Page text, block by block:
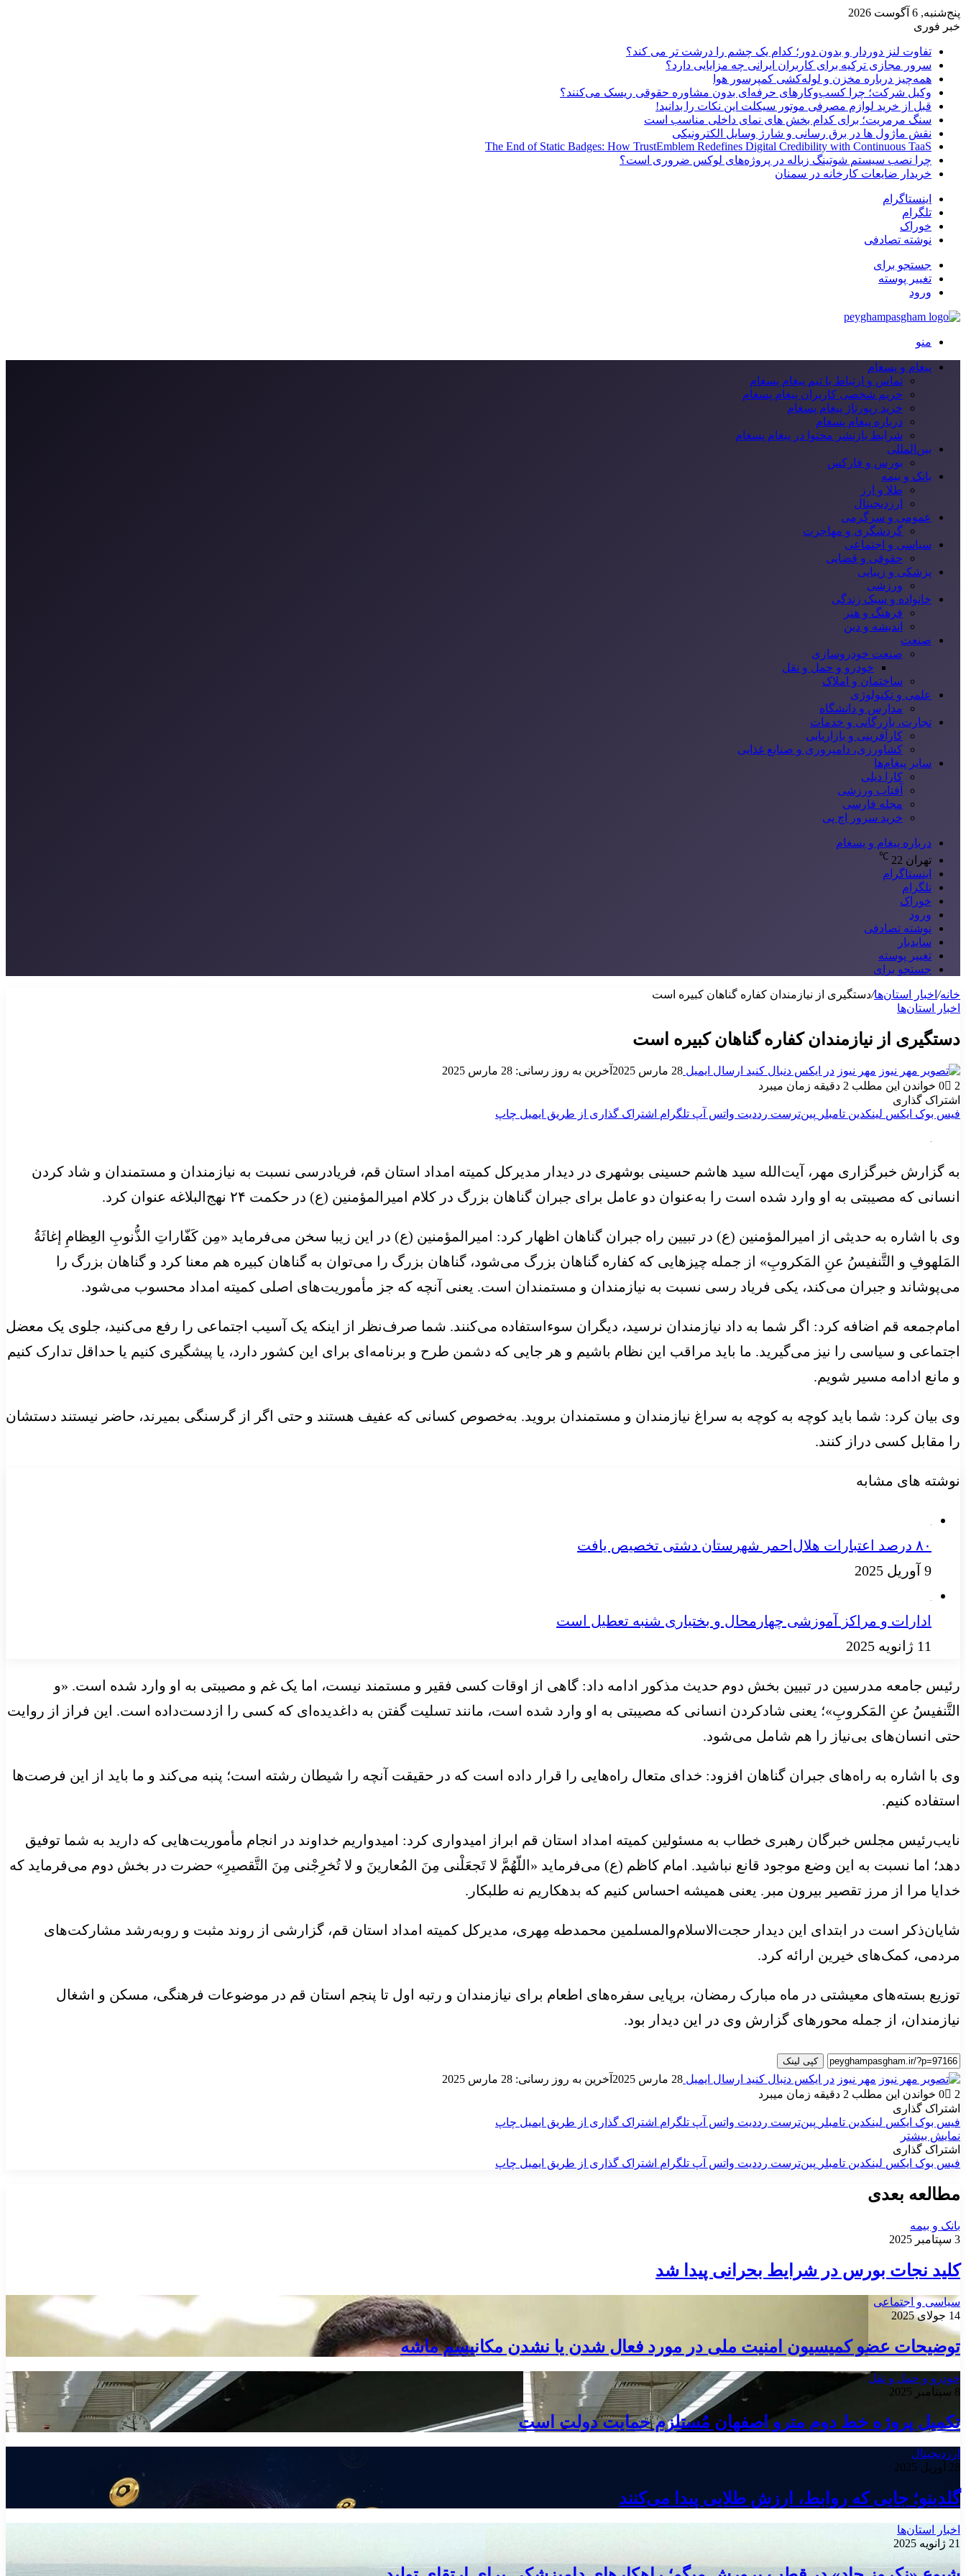
پنج‌شنبه, 6 آگوست 2026
خبر فوری
تفاوت لنز دوردار و بدون دور؛ کدام یک چشم را درشت تر می کند؟
سرور مجازی ترکیه برای کاربران ایرانی چه مزایایی دارد؟
همه‌چیز درباره مخزن و لوله‌کشی کمپرسور هوا
وکیل شرکت؛ چرا کسب‌وکارهای حرفه‌ای بدون مشاوره حقوقی ریسک می‌کنند؟
قبل از خرید لوازم مصرفی موتور سیکلت این نکات را بدانید!
سنگ مرمریت؛ برای کدام بخش های نمای داخلی مناسب است
نقش ماژول ها در برق رسانی و شارژ وسایل الکترونیکی
The End of Static Badges: How TrustEmblem Redefines Digital Credibility with Continuous TaaS
چرا نصب سیستم شوتینگ زباله در پروژه‌های لوکس ضروری است؟
خریدار ضایعات کارخانه در سمنان
اینستاگرام
تلگرام
خوراک
نوشته تصادفی
جستجو برای
تغییر پوسته
ورود
منو
پیغام و پسغام
تماس و ارتباط با تیم پیغام پسغام
حریم شخصی کاربران پیغام پسغام
خرید رپورتاژ پیغام پسغام
درباره پیغام پسغام
شرایط بازنشر محتوا در پیغام پسغام
بین‌المللی
بورس و فارکس
بانک و بیمه
طلا و ارز
ارزدیجیتال
عمومی و سرگرمی
گردشگری و مهاجرت
سیاسی و اجتماعی
حقوقی و قضایی
پزشکی و زیبایی
ورزشی
خانواده و سبک زندگی
فرهنگ و هنر
اندیشه و دین
صنعت
صنعت خودروسازی
خودرو و حمل و نقل
ساختمان و املاک
علمی و تکنولوژی
مدارس و دانشگاه
تجارت، بازرگانی و خدمات
کارآفرینی و بازاریابی
کشاورزی، دامپروری و صنایع غذایی
سایر پیغام‌ها
کارا دیلی
آفتاب ورزشی
مجله فارسی
خرید سرور اچ پی
درباره پیغام و پسغام
تهران 22
℃
اینستاگرام
تلگرام
خوراک
ورود
نوشته تصادفی
سایدبار
تغییر پوسته
جستجو برای
خانه/ اخبار استان‌ها/دستگیری از نیازمندان کفاره گناهان کبیره است
اخبار استان‌ها
دستگیری از نیازمندان کفاره گناهان کبیره است
مهر نیوز در ایکس دنبال کنید ارسال ایمیل 28 مارس 2025
آخرین به روز رسانی: 28 مارس 2025
0
2
خواندن این مطلب 2 دقیقه زمان میبرد
اشتراک گذاری
فیس بوک ایکس لینکدین ‫تامبلر ‫پین‌ترست ‫رددیت واتس آپ تلگرام اشتراک گذاری از طریق ایمیل چاپ
به گزارش خبرگزاری مهر، آیت‌الله سید هاشم حسینی بوشهری در دیدار مدیرکل کمیته امداد استان قم، فریادرسی نسبت به نیازمندان و مستمندان و شاد کردن
انسانی که مصیبتی به او وارد شده است را به‌عنوان دو عامل برای جبران گناهان بزرگ در کلام امیرالمؤمنین (ع) در حکمت ۲۴ نهج‌البلاغه عنوان کرد.
وی با اشاره به حدیثی از امیرالمؤمنین (ع) در تبیین راه جبران گناهان اظهار کرد: امیرالمؤمنین (ع) در این زیبا سخن می‌فرماید «مِن کَفّاراتِ الذُّنوبِ العِظامِ إغاثَةُ
المَلهوفِ و التَّنفیسُ عنِ المَکروبِ» از جمله چیزهایی که کفاره گناهان بزرگ می‌شود، گناهان بزرگ را می‌توان به گناهان کبیره هم معنا کرد و گناهان بزرگ را
می‌پوشاند و جبران می‌کند، یکی فریاد رسی نسبت به نیازمندان و مستمندان است. یعنی آنچه که جز مأموریت‌های اصلی کمیته امداد محسوب می‌شود.
امام‌جمعه قم اضافه کرد: اگر شما به داد نیازمندان نرسید، دیگران سوءاستفاده می‌کنند. شما صرف‌نظر از اینکه یک آسیب اجتماعی را رفع می‌کنید، جلوی یک معضل
اجتماعی و سیاسی را نیز می‌گیرید. ما باید مراقب این نظام باشیم و هر جایی که دشمن طرح و برنامه‌ای برای این کشور دارد، یا پیشگیری کنیم یا حداقل تدارک کنیم
و مانع ادامه مسیر شویم.
وی بیان کرد: شما باید کوچه به کوچه به سراغ نیازمندان و مستمندان بروید. به‌خصوص کسانی که عفیف هستند و حتی اگر از گرسنگی بمیرند، حاضر نیستند دستشان
را مقابل کسی دراز کنند.
نوشته های مشابه
۸۰ درصد اعتبارات هلال‌احمر شهرستان دشتی تخصیص یافت
9 آوریل 2025
ادارات و مراکز آموزشی چهارمحال‌ و بختیاری شنبه تعطیل است
11 ژانویه 2025
رئیس جامعه مدرسین در تبیین بخش دوم حدیث مذکور ادامه داد: گاهی از اوقات کسی فقیر و مستمند نیست، اما یک غم و مصیبتی به او وارد شده است. «و
التَّنفیسُ عنِ المَکروبِ»؛ یعنی شادکردن انسانی که مصیبتی به او وارد شده است، مانند تسلیت گفتن به داغدیده‌ای که کسی را ازدست‌داده است. این فراز از روایت
حتی انسان‌های بی‌نیاز را هم شامل می‌شود.
وی با اشاره به راه‌های جبران گناهان افزود: خدای متعال راه‌هایی را قرار داده است که در حقیقت آنچه را شیطان رشته است؛ پنبه می‌کند و ما باید از این فرصت‌ها
استفاده کنیم.
نایب‌رئیس مجلس خبرگان رهبری خطاب به مسئولین کمیته امداد استان قم ابراز امیدواری کرد: امیدواریم خداوند در انجام مأموریت‌هایی که دارید به شما توفیق
دهد؛ اما نسبت به این وضع موجود قانع نباشید. امام کاظم (ع) می‌فرماید «اللّهُمَّ لا تَجعَلْنی مِنَ المُعارینَ و لا تُخرِجْنی مِنَ التَّقصیرِ » حضرت در بخش دوم می‌فرماید که
خدایا مرا از مرز تقصیر بیرون مبر . یعنی همیشه احساس کنیم که بدهکاریم نه طلبکار.
شایان‌ذکر است در ابتدای این دیدار حجت‌الاسلام‌والمسلمین محمدطه مِهری، مدیرکل کمیته امداد استان قم، گزارشی از روند مثبت و روبه‌رشد مشارکت‌های
مردمی، کمک‌های خیرین ارائه کرد.
توزیع بسته‌های معیشتی در ماه مبارک رمضان، برپایی سفره‌های اطعام برای نیازمندان و رتبه اول تا پنجم استان قم در موضوعات فرهنگی، مسکن و اشغال
نیازمندان، از جمله محورهای گزارش وی در این دیدار بود.
کپی لینک
مهر نیوز در ایکس دنبال کنید ارسال ایمیل 28 مارس 2025
آخرین به روز رسانی: 28 مارس 2025
0
2
خواندن این مطلب 2 دقیقه زمان میبرد
اشتراک گذاری
فیس بوک ایکس لینکدین ‫تامبلر ‫پین‌ترست ‫رددیت واتس آپ تلگرام اشتراک گذاری از طریق ایمیل چاپ
نمایش بیشتر
اشتراک گذاری
فیس بوک ایکس لینکدین ‫تامبلر ‫پین‌ترست ‫رددیت واتس آپ تلگرام اشتراک گذاری از طریق ایمیل چاپ
مطالعه بعدی
بانک و بیمه
3 سپتامبر 2025
کلید نجات بورس در شرایط بحرانی پیدا شد
سیاسی و اجتماعی
14 جولای 2025
توضیحات عضو کمیسیون امنیت ملی در مورد فعال شدن یا نشدن مکانیسم ماشه
خودرو و حمل و نقل
8 سپتامبر 2025
تکمیل پروژه خط دوم مترو اصفهان مُستلزم حمایت دولت است
ارزدیجیتال
28 آوریل 2025
گلدینو؛ جایی که روابط، ارزش طلایی پیدا می‌کنند
اخبار استان‌ها
21 ژانویه 2025